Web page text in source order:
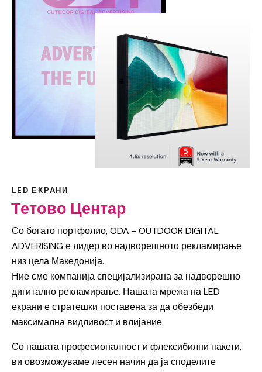
LED ЕКРАНИ
Тетово Центар
Со богато портфолио, ODA - OUTDOOR DIGITAL
ADVERISING е лидер во надворешното рекламирање
низ цела Македонија.
Ние сме компанија специјализирана за надворешно
дигитално рекламирање. Нашата мрежа на LED
екрани е стратешки поставена за да обезбеди
максимална видливост и влијание.
Со нашата професионалност и флексибилни пакети,
ви овозможуваме лесен начин да ја споделите